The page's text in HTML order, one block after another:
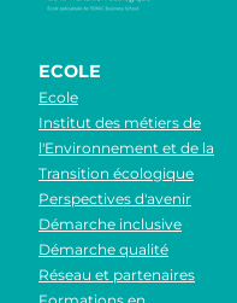
ECOLE
Ecole
Institut des métiers de
l'Environnement et de la
Transition écologique
Perspectives d'avenir
Démarche inclusive
Démarche qualité
Réseau et partenaires